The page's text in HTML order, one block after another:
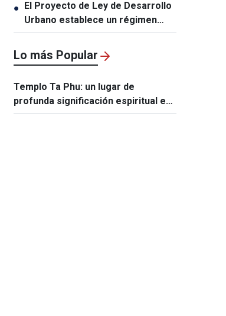
● El Proyecto de Ley de Desarrollo
Urbano establece un régimen
especial y excepcional para
Ciudad Ho Chi Minh
Lo más Popular
Templo Ta Phu: un lugar de
profunda significación espiritual e
histórica en la tierra de Lang Son